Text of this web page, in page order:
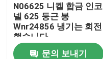
품질 관리
연락주세요
N06625 니켈 합금 인코
넬 625 둥근 봉
Wnr24856 냉기는 회전
했습니다
문의 보내기